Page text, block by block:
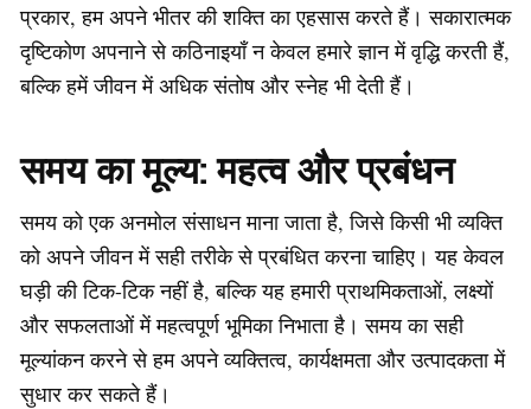
प्रकार, हम अपने भीतर की शक्ति का एहसास करते हैं। सकारात्मक
दृष्टिकोण अपनाने से कठिनाइयाँ न केवल हमारे ज्ञान में वृद्धि करती हैं,
बल्कि हमें जीवन में अधिक संतोष और स्नेह भी देती हैं।
समय का मूल्य: महत्व और प्रबंधन
समय को एक अनमोल संसाधन माना जाता है, जिसे किसी भी व्यक्ति
को अपने जीवन में सही तरीके से प्रबंधित करना चाहिए। यह केवल
घड़ी की टिक-टिक नहीं है, बल्कि यह हमारी प्राथमिकताओं, लक्ष्यों
और सफलताओं में महत्वपूर्ण भूमिका निभाता है। समय का सही
मूल्यांकन करने से हम अपने व्यक्तित्व, कार्यक्षमता और उत्पादकता में
सुधार कर सकते हैं।